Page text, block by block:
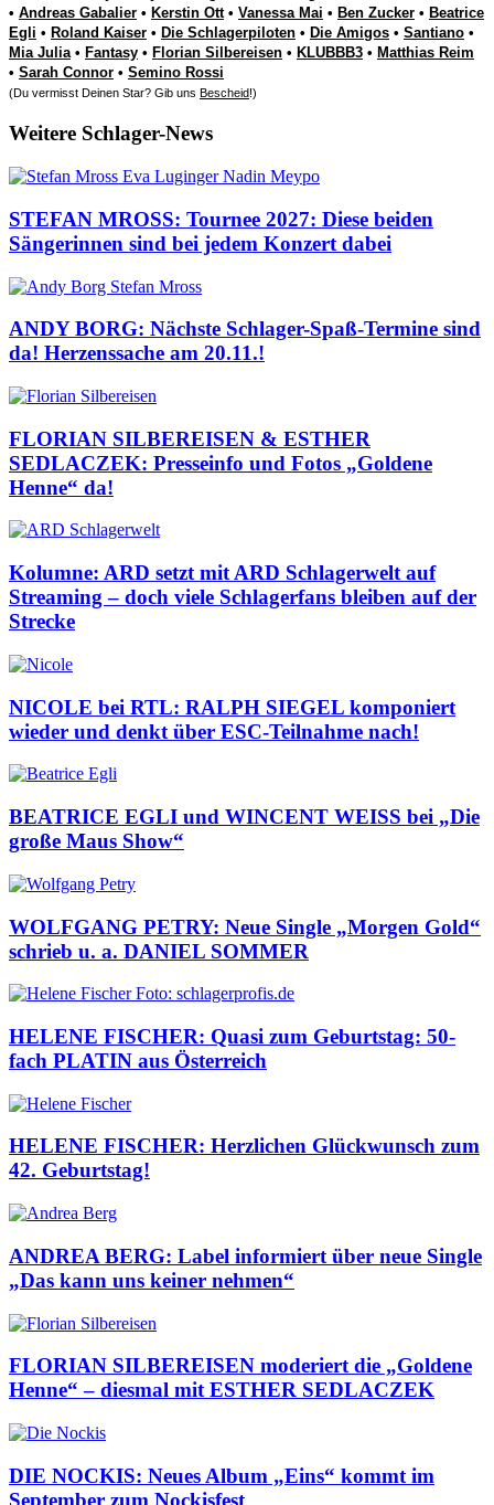
• Andreas Gabalier • Kerstin Ott• Vanessa Mai • Ben Zucker • Beatrice
Egli • Roland Kaiser • Die Schlagerpiloten • Die Amigos • Santiano •
Mia Julia • Fantasy • Florian Silbereisen • KLUBBB3 • Matthias Reim
• Sarah Connor • Semino Rossi
(Du vermisst Deinen Star? Gib uns Bescheid!)
Weitere Schlager-News
STEFAN MROSS: Tournee 2027: Diese beiden
Sängerinnen sind bei jedem Konzert dabei
ANDY BORG: Nächste Schlager-Spaß-Termine sind
da! Herzenssache am 20.11.!
FLORIAN SILBEREISEN & ESTHER
SEDLACZEK: Presseinfo und Fotos „Goldene
Henne“ da!
Kolumne: ARD setzt mit ARD Schlagerwelt auf
Streaming – doch viele Schlagerfans bleiben auf der
Strecke
NICOLE bei RTL: RALPH SIEGEL komponiert
wieder und denkt über ESC-Teilnahme nach!
BEATRICE EGLI und WINCENT WEISS bei „Die
große Maus Show“
WOLFGANG PETRY: Neue Single „Morgen Gold“
schrieb u. a. DANIEL SOMMER
HELENE FISCHER: Quasi zum Geburtstag: 50-
fach PLATIN aus Österreich
HELENE FISCHER: Herzlichen Glückwunsch zum
42. Geburtstag!
ANDREA BERG: Label informiert über neue Single
„Das kann uns keiner nehmen“
FLORIAN SILBEREISEN moderiert die „Goldene
Henne“ – diesmal mit ESTHER SEDLACZEK
DIE NOCKIS: Neues Album „Eins“ kommt im
September zum Nockisfest